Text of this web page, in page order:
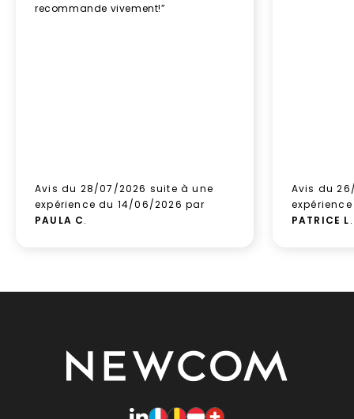
recommande vivement!”
Avis du 28/07/2026 suite à une
expérience du 14/06/2026 par
PAULA C.
Avis du
PATRICE L.